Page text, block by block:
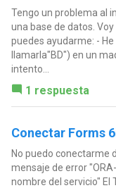
Tengo un problema al
una base de datos.
puedes ayudarme: -
llamarla"BD") en un
intento...
1 respuesta
Conectar Forms
No puedo conectarme
mensaje de error
nombre del servicio" El